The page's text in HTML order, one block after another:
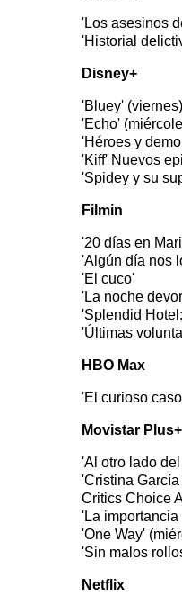
'Los asesinos
'Historial
Disney+
'Bluey' (viernes)
'Echo'
'Héroes y
'Kiff' Nuevos
'Spidey y su
Filmin
'20 días en
'Algún día nos
'El cuco'
'La noche
'Splendid
'Últimas
HBO Max
'El curioso
Movistar Plus+
'Al otro lado
'Cristina
Critics Choice
'La
'One Way'
'Sin malos
Netflix